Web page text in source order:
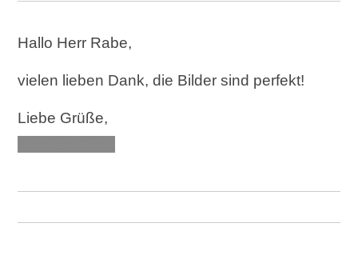
Hallo Herr Rabe,
vielen lieben Dank, die Bilder sind perfekt!
Liebe Grüße,